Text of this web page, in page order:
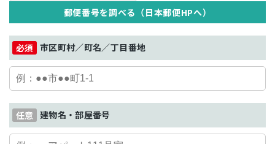
郵便番号を調べる（日本郵便HPへ）
市区町村／町名／丁目番地
建物名・部屋番号